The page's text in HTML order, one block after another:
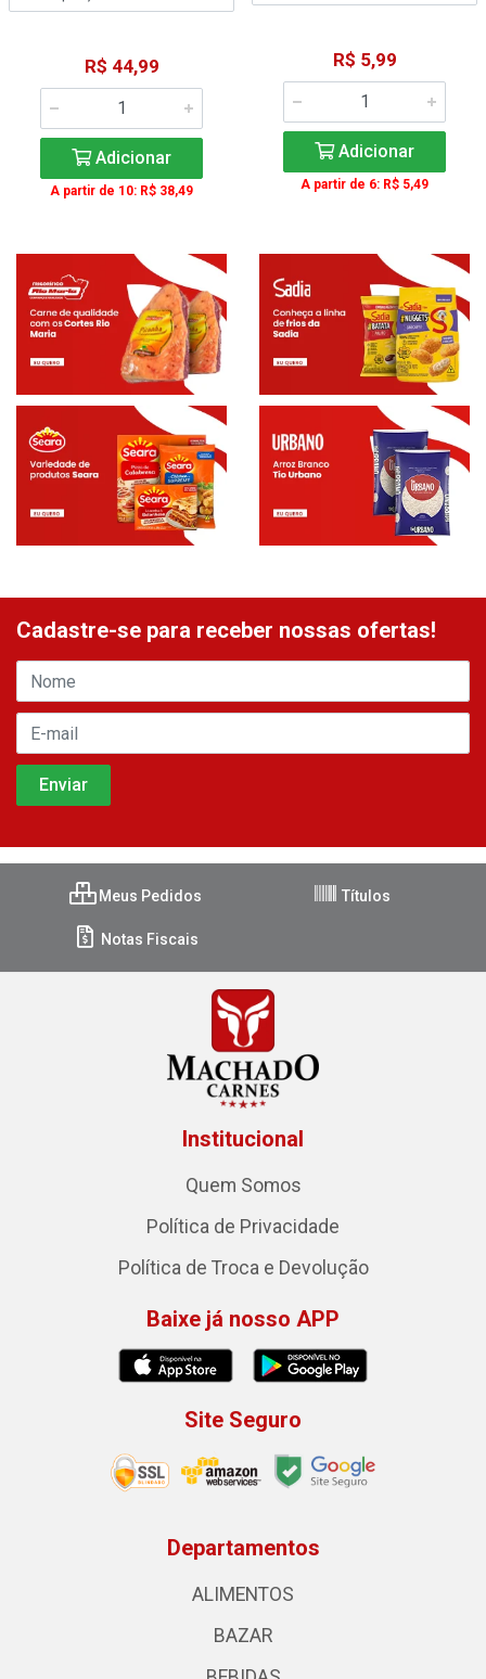
R$ 44,99
Adicionar
A partir de 10: R$ 38,49
R$ 5,99
Adicionar
A partir de 6: R$ 5,49
Cadastre-se para receber nossas ofertas!
Meus Pedidos Títulos
Notas Fiscais
Institucional
Quem Somos
Política de Privacidade
Política de Troca e Devolução
Baixe já nosso APP
Site Seguro
Departamentos
ALIMENTOS
BAZAR